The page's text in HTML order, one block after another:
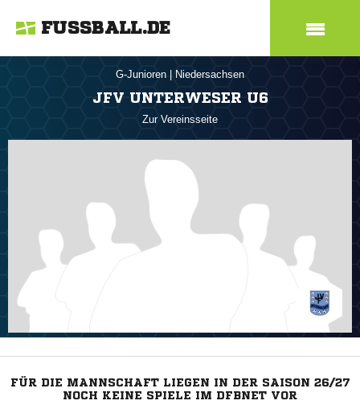
FUSSBALL.DE
G-Junioren Niedersachsen
JFV UNTERWESER U6
Zur Vereinsseite
FÜR DIE MANNSCHAFT LIEGEN IN DER SAISON 26/27
NOCH KEINE SPIELE IM DFBNET VOR